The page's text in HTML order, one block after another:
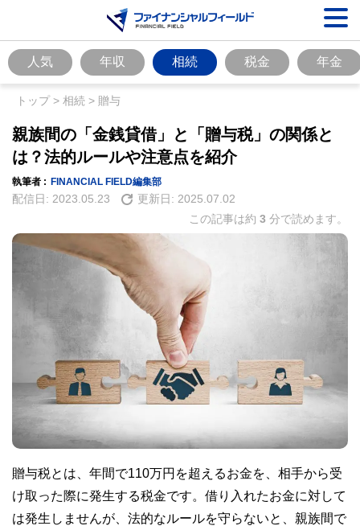
人気 年収 相続 税金 年金
トップ> 相続 > 贈与
親族間の「金銭貸借」と「贈与税」の関係と
は？法的ルールや注意点を紹介
執筆者 : FINANCIAL FIELD編集部
配信日: 2023.05.23 更新日: 2025.07.02
この記事は約 3 分で読めます。
贈与税とは、年間で110万円を超えるお金を、相手から受
け取った際に発生する税金です。借り入れたお金に対して
は発生しませんが、法的なルールを守らないと、親族間で